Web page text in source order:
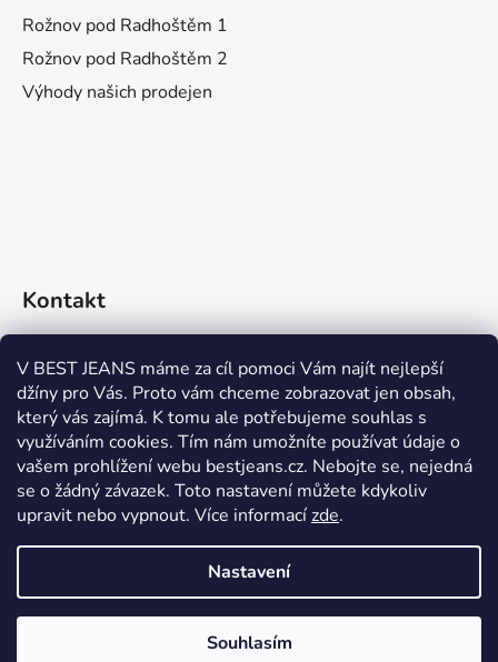
V BEST JEANS máme za cíl pomoci Vám najít nejlepší
džíny pro Vás. Proto vám chceme zobrazovat jen obsah,
který vás zajímá. K tomu ale potřebujeme souhlas s
využíváním cookies. Tím nám umožníte používat údaje o
vašem prohlížení webu bestjeans.cz. Nebojte se, nejedná
se o žádný závazek. Toto nastavení můžete kdykoliv
upravit nebo vypnout. Více informacízde.
Nastavení
Souhlasím
Rožnov pod Radhoštěm 1
Rožnov pod Radhoštěm 2
Výhody našich prodejen
Kontakt
eshop@bestjeans.cz
+420 771 200 468
+420 771 200 468
Vytvořil Shoptet
BEST JEANS. Všechna práva vyhrazena.